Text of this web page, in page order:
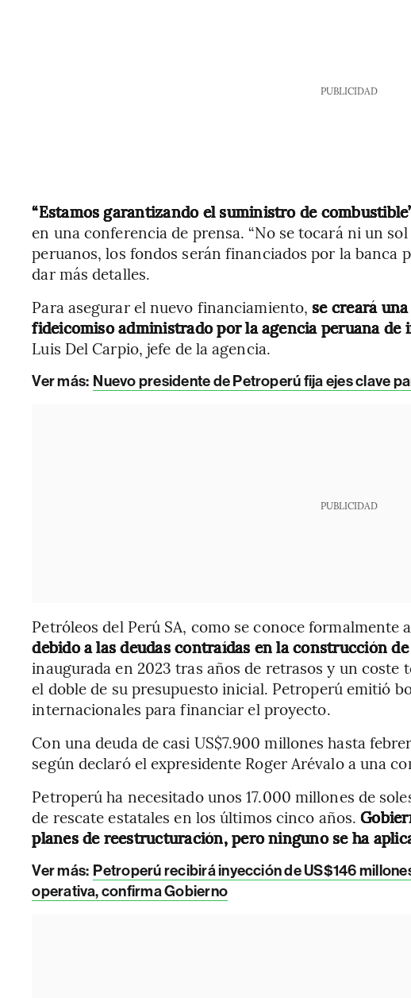
PUBLICIDAD
“Estamos garantizando el suministro de
en una conferencia de prensa. “No se tocará ni un
peruanos, los fondos serán financiados por la banca
dar más detalles.
Para asegurar el nuevo financiamiento, se creará
fideicomiso administrado por la agencia peruana
Luis Del Carpio, jefe de la agencia.
Ver más: Nuevo presidente de Petroperú fija ejes clave
PUBLICIDAD
Petróleos del Perú SA, como se conoce formalmente
debido a las deudas contraídas en la construcción
inaugurada en 2023 tras años de retrasos y un coste
el doble de su presupuesto inicial. Petroperú emitió
internacionales para financiar el proyecto.
Con una deuda de casi US$7.900 millones hasta
según declaró el expresidente Roger Arévalo a una
Petroperú ha necesitado unos 17.000 millones de
de rescate estatales en los últimos cinco años.
planes de reestructuración, pero ninguno se ha
Ver más: Petroperú recibirá inyección de US$146
operativa, confirma Gobierno